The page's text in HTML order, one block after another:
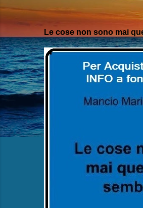
Le cose non sono mai